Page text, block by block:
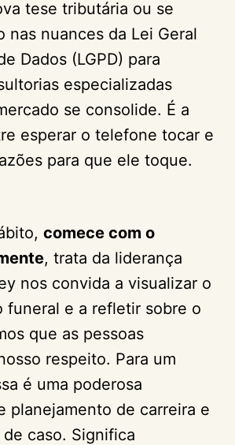
tese tributária ou se
nas nuances da Lei Geral
Dados (LGPD) para
especializadas
se consolide. É a
esperar o telefone tocar e
para que ele toque.
comece com o
, trata da liderança
nos convida a visualizar o
funeral e a refletir sobre o
que as pessoas
respeito. Para um
é uma poderosa
planejamento de carreira e
caso. Significa